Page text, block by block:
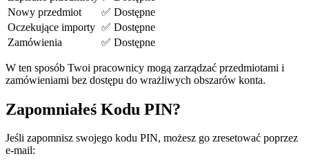
Nowy przedmiot
✅ Dostępne
Oczekujące importy ✅ Dostępne
Zamówienia
✅ Dostępne
W ten sposób Twoi pracownicy mogą zarządzać przedmiotami i
zamówieniami bez dostępu do wrażliwych obszarów konta.
Zapomniałeś Kodu PIN?
Jeśli zapomnisz swojego kodu PIN, możesz go zresetować poprzez
e-mail: